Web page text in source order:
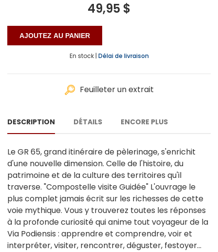
49,95 $
En stock | Délai de livraison
Feuilleter un extrait
DESCRIPTION DÉTAILS ENCORE PLUS
Le GR 65, grand itinéraire de pèlerinage, s'enrichit
d'une nouvelle dimension. Celle de l'histoire, du
patrimoine et de la culture des territoires qu'il
traverse. "Compostelle visite Guidée" L'ouvrage le
plus complet jamais écrit sur les richesses de cette
voie mythique. Vous y trouverez toutes les réponses
à la profonde curiosité qui anime tout voyageur de la
Via Podiensis : apprendre et comprendre, voir et
interpréter, visiter, rencontrer, déguster, festoyer...